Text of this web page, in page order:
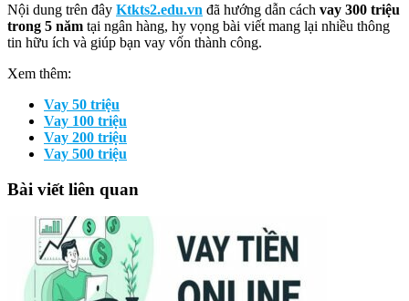
Nội dung trên đây Ktkts2.edu.vn đã hướng dẫn cách vay 300 triệu
trong 5 năm tại ngân hàng, hy vọng bài viết mang lại nhiều thông
tin hữu ích và giúp bạn vay vốn thành công.
Xem thêm:
Vay 50 triệu
Vay 100 triệu
Vay 200 triệu
Vay 500 triệu
Bài viết liên quan